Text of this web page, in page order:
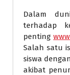
Dalam
terhadap
penting
Salah satu
siswa
akibat